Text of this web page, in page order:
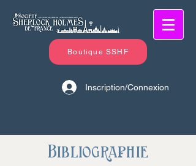
Boutique SSHF
Inscription/Connexion
Bibliographie